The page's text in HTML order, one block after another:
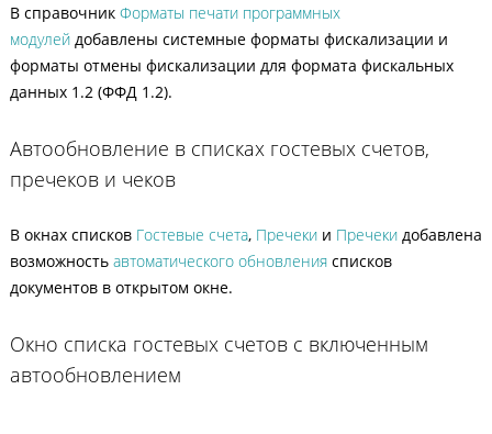
В справочник Форматы печати программных
модулей добавлены системные форматы фискализации и
форматы отмены фискализации для формата фискальных
данных 1.2 (ФФД 1.2).
Автообновление в списках гостевых счетов,
пречеков и чеков
В окнах списков Гостевые счета, Пречеки и Пречеки добавлена
возможность автоматического обновления списков
документов в открытом окне.
Окно списка гостевых счетов с включенным
автообновлением